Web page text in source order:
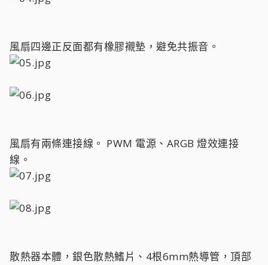
風扇四邊正反面都有橡膠襯墊，避免共振音。
風扇有兩條連接線。 PWM 電源、ARGB 燈效連接
線。
散熱器本體，銀色散熱鰭片、4根6mm熱導管，頂部